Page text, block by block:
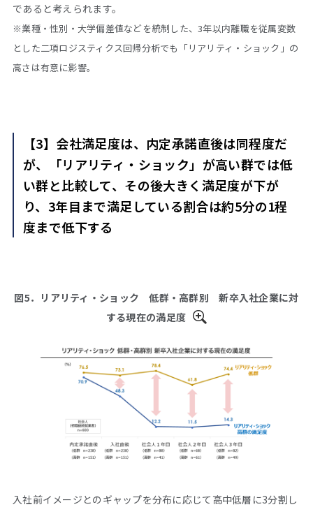
であると考えられます。
※業種・性別・大学偏差値などを統制した、3年以内離職を従属変数
とした二項ロジスティクス回帰分析でも「リアリティ・ショック」の
高さは有意に影響。
【3】会社満足度は、内定承諾直後は同程度だ
が、「リアリティ・ショック」が高い群では低
い群と比較して、その後大きく満足度が下が
り、3年目まで満足している割合は約5分の1程
度まで低下する
図5．リアリティ・ショック 低群・高群別 新卒入社企業に対
する現在の満足度
入社前イメージとのギャップを分布に応じて高中低層に3分割し